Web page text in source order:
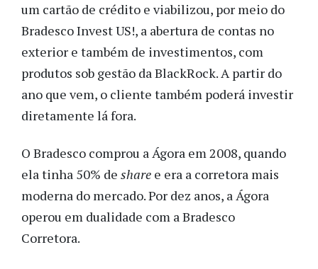
um cartão de crédito e viabilizou, por meio do
Bradesco Invest US!, a abertura de contas no
exterior e também de investimentos, com
produtos sob gestão daBlackRock. A partir do
ano que vem, o cliente também poderá investir
diretamente lá fora.
O Bradesco comprou a Ágora em 2008, quando
ela tinha 50% de share e era a corretora mais
moderna do mercado. Por dez anos, a Ágora
operou em dualidade com a Bradesco
Corretora.